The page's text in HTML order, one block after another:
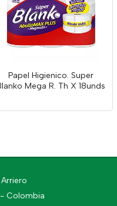
Papel Higienico. Super
Mega R. Th X 18unds
Colombia